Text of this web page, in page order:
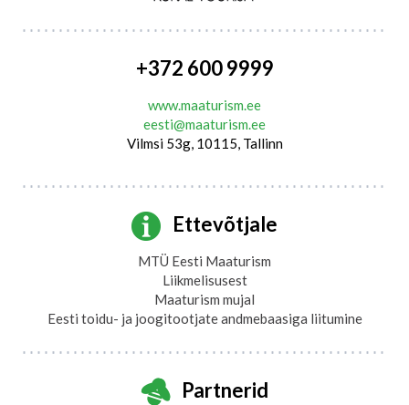
+372 600 9999
www.maaturism.ee
eesti@maaturism.ee
Vilmsi 53g, 10115, Tallinn
Ettevõtjale
MTÜ Eesti Maaturism
Liikmelisusest
Maaturism mujal
Eesti toidu- ja joogitootjate andmebaasiga liitumine
Partnerid